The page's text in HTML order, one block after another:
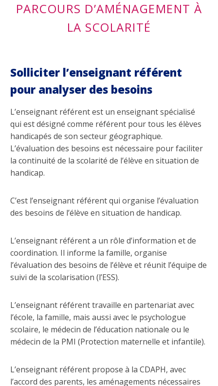
PARCOURS D’AMÉNAGEMENT À
LA SCOLARITÉ
Solliciter l’enseignant référent
pour analyser des besoins
L’enseignant référent est un enseignant spécialisé
qui est désigné comme référent pour tous les élèves
handicapés de son secteur géographique.
L’évaluation des besoins est nécessaire pour faciliter
la continuité de la scolarité de l’élève en situation de
handicap.
C’est l’enseignant référent qui organise l’évaluation
des besoins de l’élève en situation de handicap.
L’enseignant référent a un rôle d’information et de
coordination. Il informe la famille, organise
l’évaluation des besoins de l’élève et réunit l’équipe de
suivi de la scolarisation (l’ESS).
L’enseignant référent travaille en partenariat avec
l’école, la famille, mais aussi avec le psychologue
scolaire, le médecin de l’éducation nationale ou le
médecin de la PMI (Protection maternelle et infantile).
L’enseignant référent propose à la CDAPH, avec
l’accord des parents, les aménagements nécessaires